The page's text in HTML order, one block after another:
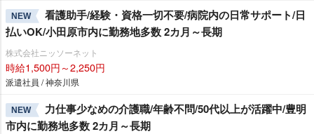
NEW
看護助手/経験・資格一切不要/病院内の日常サポート/日
払いOK/小田原市内に勤務地多数 2カ月～長期
株式会社ニッソーネット
時給1,500円～2,250円
派遣社員 / 神奈川県
NEW
力仕事少なめの介護職/年齢不問/50代以上が活躍中/豊明
市内に勤務地多数 2カ月～長期